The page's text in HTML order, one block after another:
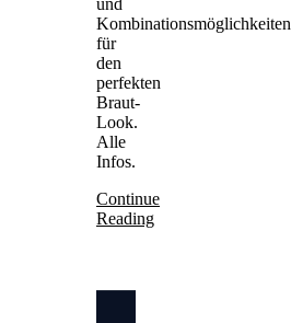
Kombinationsmöglichkeiten
für
den
perfekten
Braut-
Look.
Alle
Infos.
Continue
Reading